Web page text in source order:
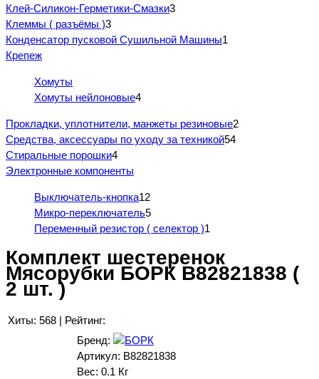
Клей-Силикон-Герметики-Смазки3
Клеммы ( разъёмы )3
Конденсатор пусковой Сушильной Машины1
Крепеж
Хомуты
Хомуты нейлоновые4
Прокладки, уплотнители, манжеты резиновые2
Средства, аксессуары по уходу за техникой54
Стиральные порошки4
Электронные компоненты
Выключатель-кнопка12
Микро-переключатель5
Переменный резистор ( селектор )1
Комплект шестеренок
Мясорубки БОРК B82821838 (
2 шт. )
Хиты: 568 | Рейтинг:
Бренд:
Артикул: B82821838
Вес: 0.1 Кг